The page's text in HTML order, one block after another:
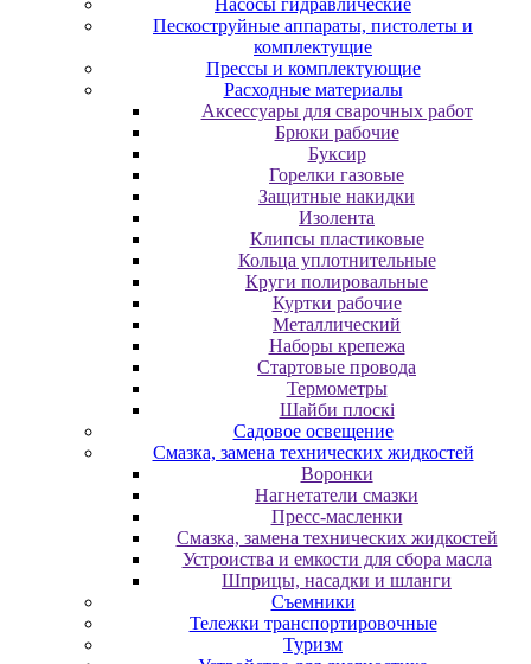
Насосы гидравлические
Пескоструйные аппараты, пистолеты и
комплектущие
Прессы и комплектующие
Расходные материалы
Аксессуары для сварочных работ
Брюки рабочие
Буксир
Горелки газовые
Защитные накидки
Изолента
Клипсы пластиковые
Кольца уплотнительные
Круги полировальные
Куртки рабочие
Металлический
Наборы крепежа
Стартовые провода
Термометры
Шайби плоскі
Садовое освещение
Смазка, замена технических жидкостей
Воронки
Нагнетатели смазки
Пресс-масленки
Смазка, замена технических жидкостей
Устроиства и емкости для сбора масла
Шприцы, насадки и шланги
Съемники
Тележки транспортировочные
Туризм